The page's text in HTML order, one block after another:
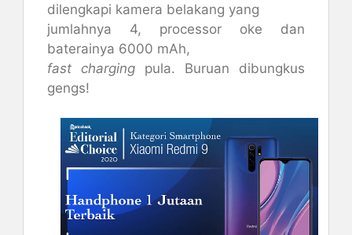
dilengkapi kamera belakang yang
jumlahnya 4, processor oke dan
baterainya 6000 mAh,
fast charging pula. Buruan dibungkus
gengs!